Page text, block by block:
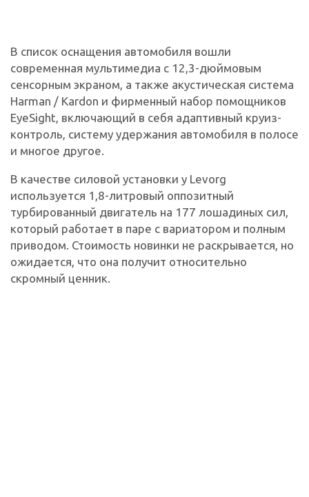
В список оснащения автомобиля вошли
современная мультимедиа с 12,3-дюймовым
сенсорным экраном, а также акустическая система
Harman / Kardon и фирменный набор помощников
EyeSight, включающий в себя адаптивный круиз-
контроль, систему удержания автомобиля в полосе
и многое другое.
В качестве силовой установки у Levorg
используется 1,8-литровый оппозитный
турбированный двигатель на 177 лошадиных сил,
который работает в паре с вариатором и полным
приводом. Стоимость новинки не раскрывается, но
ожидается, что она получит относительно
скромный ценник.